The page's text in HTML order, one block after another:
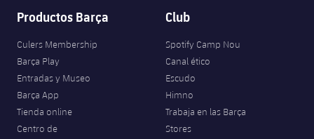
Productos Barça
Culers Membership
Barça Play
Entradas y Museo
Barça App
Tienda online
Centro de
Club
Spotify Camp Nou
Canal ético
Escudo
Himno
Trabaja en las Barça
Stores